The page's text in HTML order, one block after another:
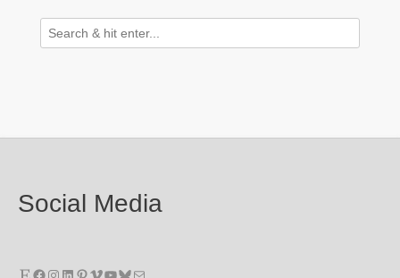
Social Media
EtsyFacebook
Instagram
LinkedIn
Pinterest
Vimeo
YouTube
Bluesky
E-Mail